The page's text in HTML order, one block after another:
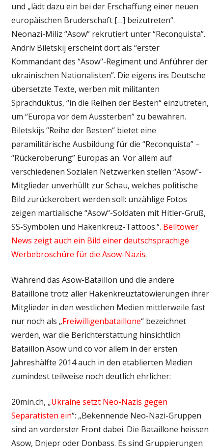
und „lädt dazu ein bei der Erschaffung einer neuen
europäischen Bruderschaft […] beizutreten“.
Neonazi-Miliz “Asow” rekrutiert unter “Reconquista”.
Andriv Biletskij erscheint dort als “erster
Kommandant des “Asow“-Regiment und Anführer der
ukrainischen Nationalisten”. Die eigens ins Deutsche
übersetzte Texte, werben mit militanten
Sprachduktus, “in die Reihen der Besten“ einzutreten,
um “Europa vor dem Aussterben” zu bewahren.
Biletskijs “Reihe der Besten“ bietet eine
paramilitärische Ausbildung für die “Reconquista” –
“Rückeroberung” Europas an. Vor allem auf
verschiedenen Sozialen Netzwerken stellen “Asow”-
Mitglieder unverhüllt zur Schau, welches politische
Bild zurückerobert werden soll: unzählige Fotos
zeigen martialische “Asow“-Soldaten mit Hitler-Gruß,
SS-Symbolen und Hakenkreuz-Tattoos.“. Belltower
News zeigt auch ein Bild einer deutschsprachige
Werbebroschüre für die Asow-Nazis.
Während das Asow-Bataillon und die andere
Bataillone trotz aller Hakenkreuztätowierungen ihrer
Mitglieder in den westlichen Medien mittlerweile fast
nur noch als „Freiwilligenbataillone“ bezeichnet
werden, war die Berichterstattung hinsichtlich
Bataillon Asow und co vor allem in der ersten
Jahreshälfte 2014 auch in den etablierten Medien
zumindest teilweise noch deutlich ehrlicher:
20min.ch, „Ukraine setzt Neo-Nazis gegen
Separatisten ein“: „Bekennende Neo-Nazi-Gruppen
sind an vorderster Front dabei. Die Bataillone heissen
Asow, Dnjepr oder Donbass. Es sind Gruppierungen